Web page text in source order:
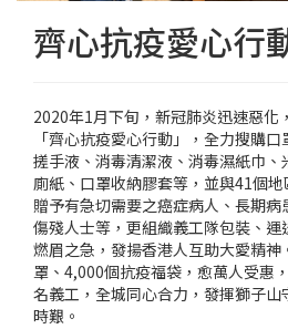
齊心抗疫愛心行
2020年1月下旬，新冠肺炎迅速惡化
「齊心抗疫愛心行動」，全力搜購
搓手液、消毒清潔液、消毒濕紙巾、
廁紙、口罩收納膠套等，並與41個
贈予有急切需要之癌症病人、長期病
傷殘人士等，更組織義工隊包裝、
燃眉之急，發揚香港人互助大愛精
罩、4,000個抗疫福袋，愈萬人受惠
名義工，全城同心合力，發揮獅子
時艱。